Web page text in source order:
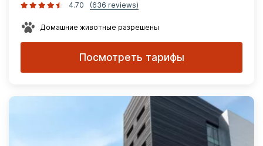
4.70
(636 reviews)
Домашние животные разрешены
Посмотреть тарифы